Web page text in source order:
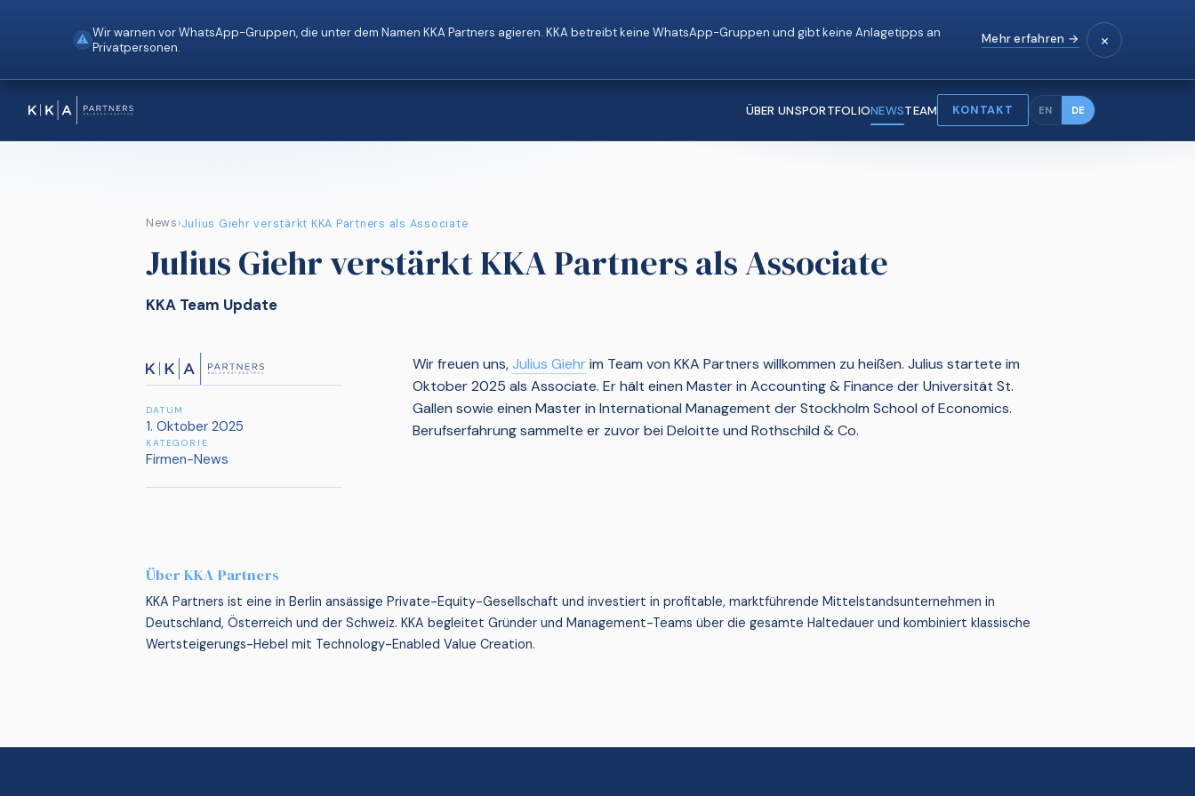
⚠ Wir warnen vor WhatsApp-Gruppen, die unter dem Namen KKA Partners agieren. KKA betreibt keine WhatsApp-Gruppen und gibt keine Anlagetipps an
Privatpersonen.
Mehr erfahren → ×
ÜBER UNSPORTFOLIONEWSTEAM KONTAKT EN DE
News›Julius Giehr verstärkt KKA Partners als Associate
Julius Giehr verstärkt KKA Partners als Associate
KKA Team Update
DATUM
1. Oktober 2025
KATEGORIE
Firmen-News
Wir freuen uns,Julius Giehrim Team von KKA Partners willkommen zu heißen. Julius startete im
Oktober 2025 als Associate. Er hält einen Master in Accounting & Finance der Universität St.
Gallen sowie einen Master in International Management der Stockholm School of Economics.
Berufserfahrung sammelte er zuvor bei Deloitte und Rothschild & Co.
Über KKA Partners
KKA Partners ist eine in Berlin ansässige Private-Equity-Gesellschaft und investiert in profitable, marktführende Mittelstandsunternehmen in
Deutschland, Österreich und der Schweiz. KKA begleitet Gründer und Management-Teams über die gesamte Haltedauer und kombiniert klassische
Wertsteigerungs-Hebel mit Technology-Enabled Value Creation.